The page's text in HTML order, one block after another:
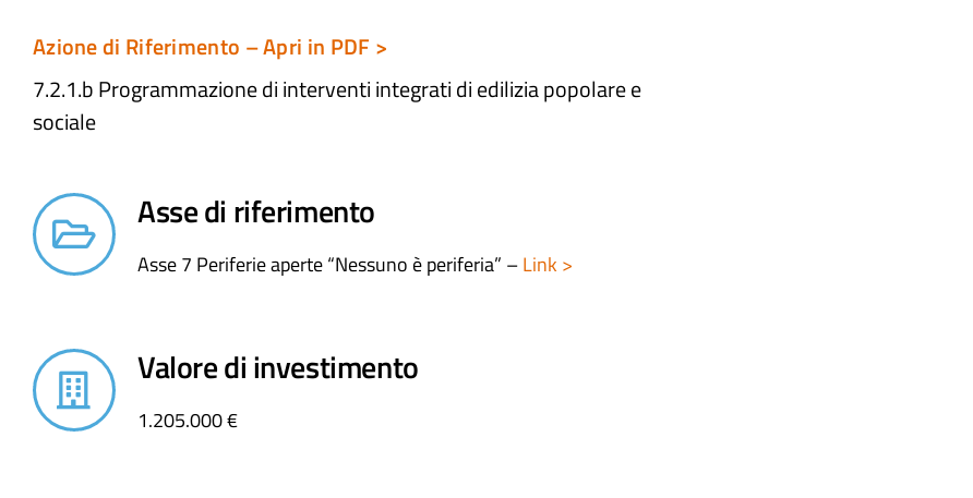
Azione di Riferimento – Apri in PDF >
7.2.1.b Programmazione di interventi integrati di edilizia popolare e
sociale​
Asse di riferimento
Asse 7 Periferie aperte “Nessuno è periferia” –Link >
Valore di investimento
1.205.000 €